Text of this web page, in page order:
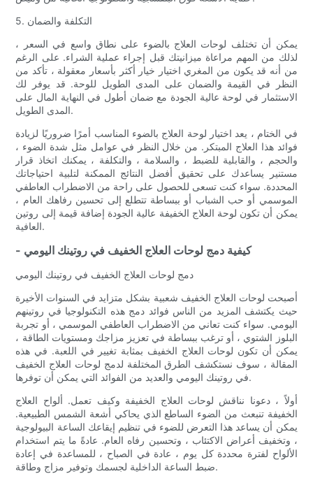
5. التكلفة والضمان
يمكن أن تختلف لوحات العلاج بالضوء على نطاق واسع في السعر ،
لذلك من المهم مراعاة ميزانيتك قبل إجراء عملية الشراء. على الرغم
من أنه قد يكون من المغري اختيار خيار أكثر بأسعار معقولة ، تأكد من
النظر في القيمة والضمان على المدى الطويل للوحة. قد يوفر لك
الاستثمار في لوحة عالية الجودة مع ضمان أطول في النهاية المال على
المدى الطويل.
في الختام ، يعد اختيار لوحة العلاج بالضوء المناسب أمرًا ضروريًا لزيادة
فوائد هذا العلاج المبتكر. من خلال النظر في عوامل مثل شدة الضوء ،
والحجم ، والقابلية للضبط ، والسلامة ، والتكلفة ، يمكنك اتخاذ قرار
مستنير يساعدك على تحقيق أفضل النتائج الممكنة لتلبية احتياجاتك
المحددة. سواء كنت تسعى للحصول على راحة من الاضطراب العاطفي
الموسمي أو حب الشباب أو ببساطة تتطلع إلى تحسين رفاهك العام ،
يمكن أن تكون لوحة العلاج الخفيفة عالية الجودة إضافة قيمة إلى روتين
العافية.
- كيفية دمج لوحات العلاج الخفيف في روتينك اليومي
دمج لوحات العلاج الخفيف في روتينك اليومي
أصبحت لوحات العلاج الخفيف شعبية بشكل متزايد في السنوات الأخيرة
حيث يكتشف المزيد من الناس فوائد دمج هذه التكنولوجيا في روتينهم
اليومي. سواء كنت تعاني من الاضطراب العاطفي الموسمي ، أو تجربة
البلوز الشتوي ، أو ترغب ببساطة في تعزيز مزاجك ومستويات الطاقة ،
يمكن أن تكون لوحات العلاج الخفيف بمثابة تغيير في اللعبة. في هذه
المقالة ، سوف نستكشف الطرق المختلفة لدمج لوحات العلاج الخفيف
في روتينك اليومي والعديد من الفوائد التي يمكن أن توفرها.
أولاً ، دعونا نناقش لوحات العلاج الخفيفة وكيف تعمل. ألواح العلاج
الخفيفة تنبعث من الضوء الساطع الذي يحاكي أشعة الشمس الطبيعية.
يمكن أن يساعد هذا التعرض للضوء في تنظيم إيقاعك الساعة البيولوجية
، وتخفيف أعراض الاكتئاب ، وتحسين رفاه العام. عادةً ما يتم استخدام
الألواح لفترة محددة كل يوم ، عادة في الصباح ، للمساعدة في إعادة
ضبط الساعة الداخلية لجسمك وتوفير مزاج وطاقة.